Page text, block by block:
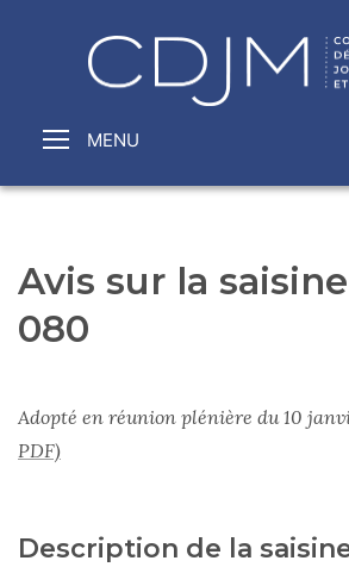
Avis sur la
080
Adopté en réunion plénière du 10
PDF)
Description de la